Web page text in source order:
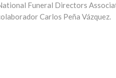
Funeral Directors
Carlos Peña Vázquez.